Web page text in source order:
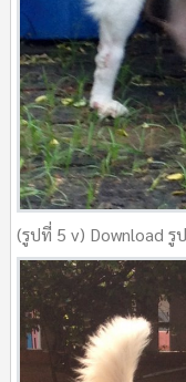
(รูปที่ 5 v) Download